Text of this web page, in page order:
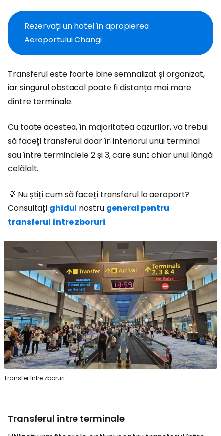
Rezervați un hotel în apropierea
Aeroportului Changi
Transferul este foarte bine semnalizat și organizat,
iar singurul obstacol poate fi distanța mai mare
dintre terminale.
Cu toate acestea, în majoritatea cazurilor, va trebui
să faceți transferul doar în interiorul unui terminal
sau între terminalele 2 și 3, care sunt chiar unul lângă
celălalt.
💡 Nu știți cum să faceți transferul la aeroport?
Consultați ghidul nostru general pentru
transferul între zboruri.
Transfer între zboruri
Transferul între terminale